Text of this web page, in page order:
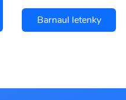
Barnaul letenky